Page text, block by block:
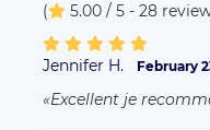
( 5.00 / 5 - 28
Jennifer H. February
Excellent je